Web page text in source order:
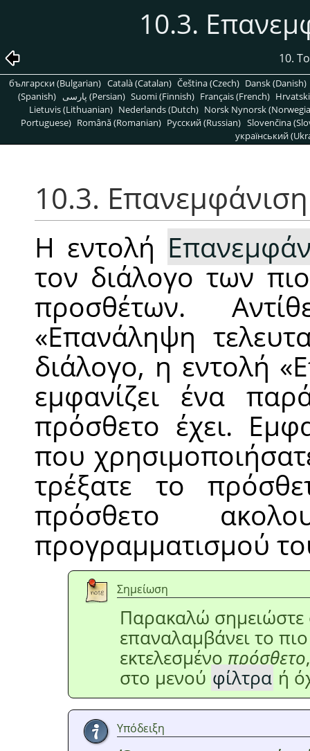
10.3.
10.
български (Bulgarian) Català (Catalan) Čeština (Czech) Dansk (Danish)
(Spanish)
پارسی (Persian) Suomi (Finnish) Français (French)
Lietuvis (Lithuanian) Nederlands (Dutch) Norsk Nynorsk
Portuguese) Română (Romanian) Pусский (Russian) Slovenčina
український
10.3.
Η εντολή
τον διάλογο των
προσθέτων.
«Επανάληψη
διάλογο, η εντολή «
εμφανίζει ένα
πρόσθετο έχει.
που
τρέξατε το
πρόσθετο
προγραμματισμού
Σημείωση
Παρακαλώ σημειώστε
επαναλαμβάνει το
εκτελεσμένο πρόσθετο
στο μενού φίλτρα ή
Υπόδειξη